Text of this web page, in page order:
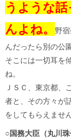
うような
んよね。
野
んだったら別の公
そこには一切耳を
ね。
ＪＳＣ、東京都、
者と、その方々が
をしてもらえませ
○国務大臣（丸川珠